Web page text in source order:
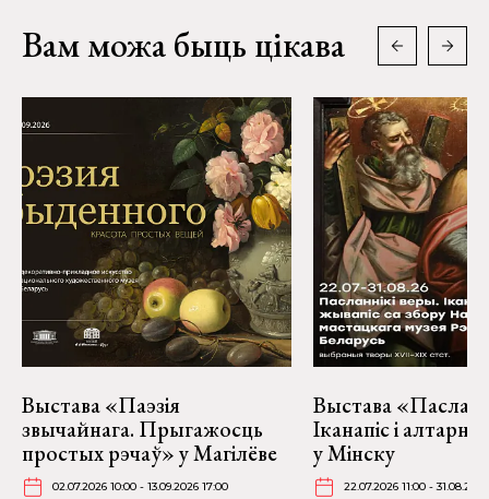
Вам можа быць цікава
Выстава «Паэзія
звычайнага. Прыгажосць
простых рэчаў» у Магілёве
02.07.2026 10:00 - 13.09.2026 17:00
Выстава
Іканапіс і
у Мінску
22.07.2026 11:00 -